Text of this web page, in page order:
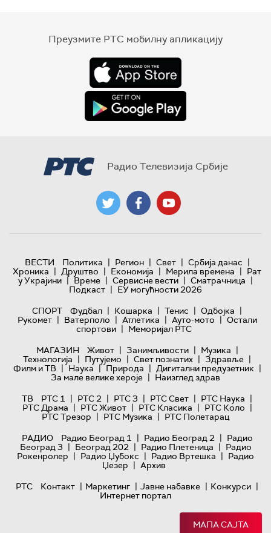
Преузмите РТС мобилну апликацију
Радио Телевизија Србије
ВЕСТИ Политика | Регион | Свет | Србија данас |
Хроника | Друштво | Економија | Мерила времена | Рат
у Украјини | Време | Сервисне вести | Сматрачница |
Подкаст | ЕУ могућности 2026
СПОРТ
Фудбал | Кошарка | Тенис | Одбојка |
Рукомет | Ватерполо | Атлетика | Ауто-мото | Остали
спортови | Меморијал РТС
МАГАЗИН
Живот | Занимљивости | Музика |
Технологијa | Путујемо | Свет познатих | Здравље |
Филм и ТВ | Наука | Природа | Дигитални предузетник |
За мале велике хероје | Наизглед здрав
ТВ
РТС 1 | РТС 2 | РТС 3 | РТС Свет | РТС Наука |
РТС Драма | РТС Живот | РТС Класика | РТС Коло |
РТС Трезор | РТС Музика | РТС Полетарац
РАДИО
Радио Београд 1 | Радио Београд 2 | Радио
Београд 3 | Београд 202 | Радио Плетеница | Радио
Рокенролер | Радио Џубокс | Радио Вртешка | Радио
Џезер | Архив
РТС
Контакт | Маркетинг | Јавне набавке | Конкурси |
Интернет портал
МАПА САЈТА